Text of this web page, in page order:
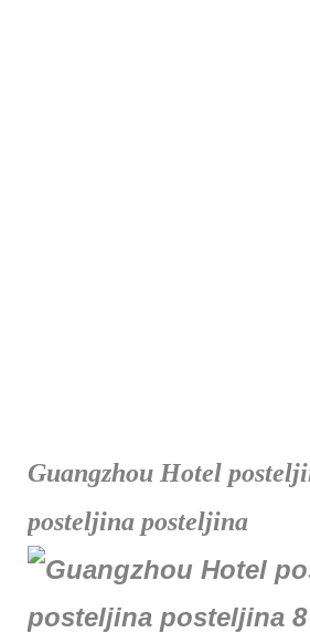
Guangzhou Hotel
posteljina posteljina